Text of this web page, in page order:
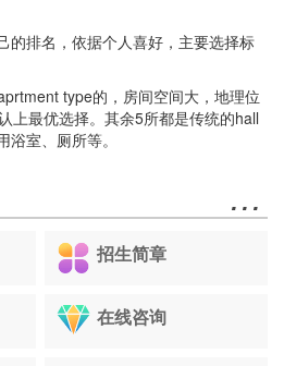
…
招生简章
在线咨询
的排名，依据个人喜好，主要选择标
type的，房间空间大，地理位
上最优选择。其余5所都是传统的hall
室、厕所等。